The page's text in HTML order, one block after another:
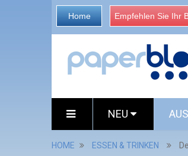
Home Empfehlen Sie Ihr
NEU
HOME ESSEN & TRINKEN